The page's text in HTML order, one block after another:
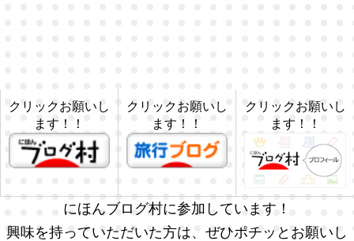
クリックお願いし
ます！！
クリックお願いし
ます！！
クリックお願いし
ます！！
にほんブログ村に参加しています！
興味を持っていただいた方は、ぜひポチッとお願いし